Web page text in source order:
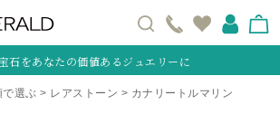
石をあなたの価値あるジュエリーに
で選ぶ レアストーン カナリートルマリン